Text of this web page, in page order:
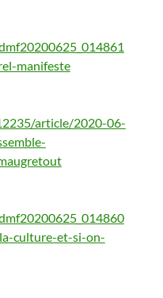
manifeste
article/2020-06-
culture-et-si-on-